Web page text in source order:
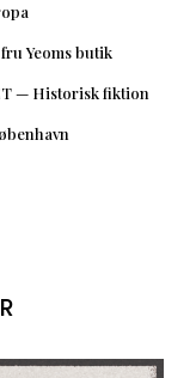
Yeoms butik
— Historisk fiktion